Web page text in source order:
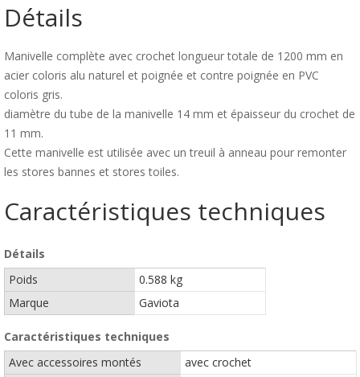
Détails
Manivelle complète avec crochet longueur totale de 1200 mm en
acier coloris alu naturel et poignée et contre poignée en PVC
coloris gris.
diamètre du tube de la manivelle 14 mm et épaisseur du crochet de
11 mm.
Cette manivelle est utilisée avec un treuil à anneau pour remonter
les stores bannes et stores toiles.
Caractéristiques techniques
Détails
Poids
0.588 kg
Marque
Gaviota
Caractéristiques techniques
Avec accessoires montés
avec crochet